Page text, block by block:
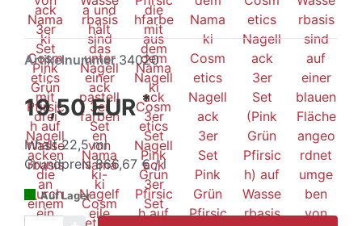
Artikelnummer34020
19,50 EUR*
Inhalt22,5ml
Grundpreis866,67 € / l
Auf Lager